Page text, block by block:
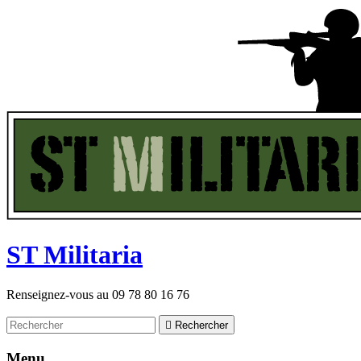
STMilitaria
Renseignez-vous au 09 78 80 16 76
 Rechercher